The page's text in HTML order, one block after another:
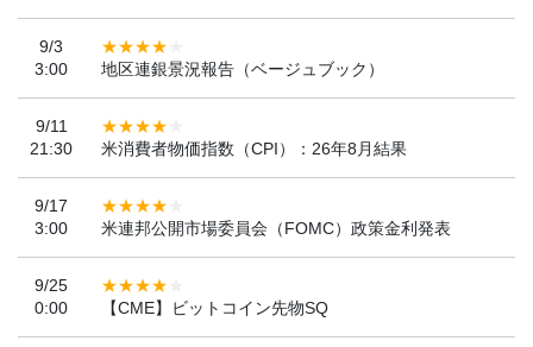
9/3
3:00
地区連銀景況報告（ベージュブック）
9/11
21:30
米消費者物価指数（CPI）：26年8月結果
9/17
3:00
米連邦公開市場委員会（FOMC）政策金利発表
9/25
0:00
【CME】ビットコイン先物SQ